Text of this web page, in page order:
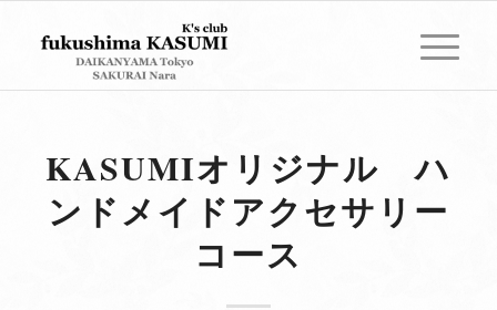
KASUMIオリジナル ハ
ンドメイドアクセサリー
コース